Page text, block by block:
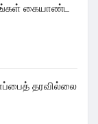
கையாண்ட
தரவில்லை